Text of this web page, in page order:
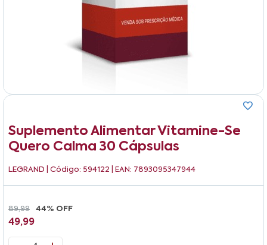
Suplemento Alimentar Vitamine-Se
Quero Calma 30 Cápsulas
LEGRAND | Código: 594122 | EAN: 7893095347944
89,99 44% OFF
49,99